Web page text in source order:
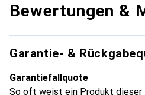
Bewertungen &
Garantie- &
Garantiefallquote
So oft weist ein Produkt dieser